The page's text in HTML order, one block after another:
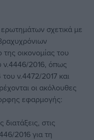
σχετικά με
οικονομίας του
ν.4446/2016, όπως
ν.4472/2017 και
οι ακόλουθες
εφαρμογής:
στις
2016 για τη